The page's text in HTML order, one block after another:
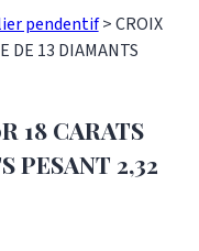
pendentif>CROIX
DE 13 DIAMANTS
18 CARATS
PESANT 2,32